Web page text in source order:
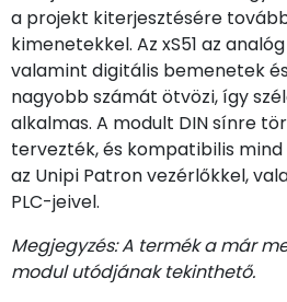
a projekt kiterjesztésére
kimenetekkel. Az xS51 az
valamint digitális bemenetek
nagyobb számát ötvözi, így
alkalmas. A modult DIN sínre
tervezték, és kompatibilis mind
az Unipi Patron vezérlőkkel,
PLC-jeivel.
Megjegyzés: A termék a már
modul utódjának tekinthető.